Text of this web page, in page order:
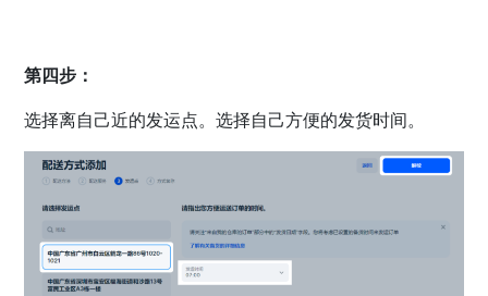
第四步：
选择离自己近的发运点。选择自己方便的发货时间。